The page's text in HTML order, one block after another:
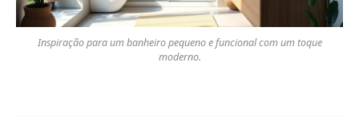
Inspiração para um banheiro pequeno e funcional com um toque
moderno.